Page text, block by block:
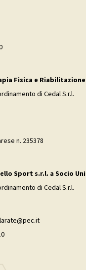
Fisica e
di Cedal S.r.l.
n. 235378
Sport s.r.l. a Socio
di Cedal S.r.l.